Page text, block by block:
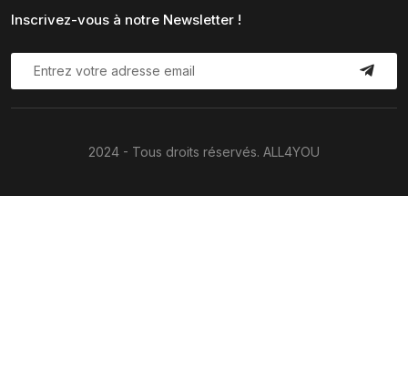
Inscrivez-vous à notre Newsletter !
2024 - Tous droits réservés. ALL4YOU